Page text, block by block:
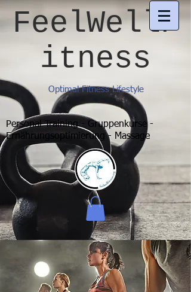
Optimal Fitness Lifestyle
FeelWellF
itness
Personal Training - Gruppenkurse -
Ernährungsoptimierung - Massage